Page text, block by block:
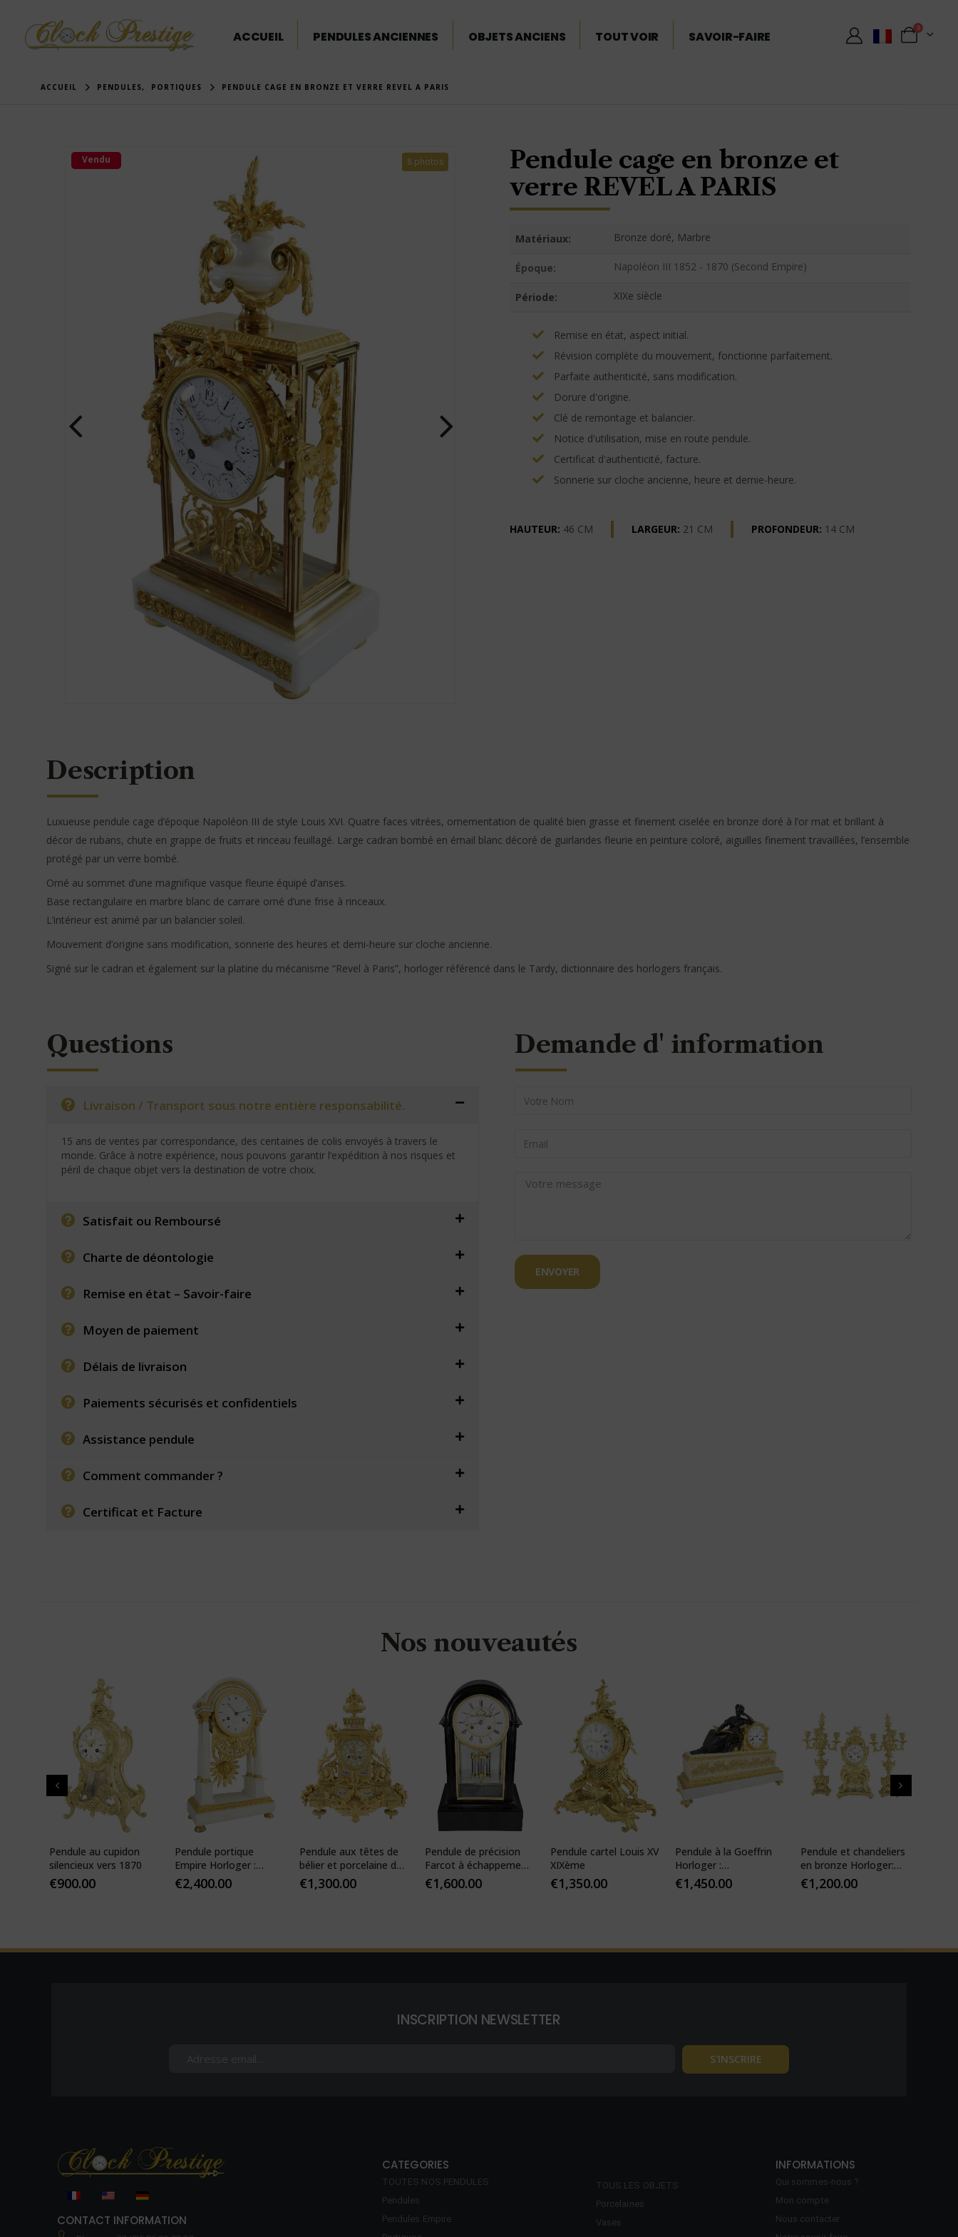
ACCUEIL PENDULES ANCIENNES OBJETS ANCIENS TOUT VOIR SAVOIR-FAIRE
0
ACCUEIL PENDULES, PORTIQUES PENDULE CAGE EN BRONZE ET VERRE REVEL A PARIS
8 photos
Vendu
Pendule cage en bronze et
verre REVEL A PARIS
Matériaux: Bronze doré, Marbre
Époque: Napoléon III 1852 - 1870 (Second Empire)
Période: XIXe siècle
Remise en état, aspect initial.
Révision complète du mouvement, fonctionne parfaitement.
Parfaite authenticité, sans modification.
Dorure d'origine.
Clé de remontage et balancier.
Notice d'utilisation, mise en route pendule.
Certificat d'authenticité, facture.
Sonnerie sur cloche ancienne, heure et demie-heure.
HAUTEUR: 46 CM LARGEUR: 21 CM PROFONDEUR: 14 CM
Description
Luxueuse pendule cage d’époque Napoléon III de style Louis XVI. Quatre faces vitrées, ornementation de qualité bien grasse et finement ciselée en bronze doré à l’or mat et brillant à
décor de rubans, chute en grappe de fruits et rinceau feuillagé. Large cadran bombé en émail blanc décoré de guirlandes fleurie en peinture coloré, aiguilles finement travaillées, l’ensemble
protégé par un verre bombé.
Orné au sommet d’une magnifique vasque fleurie équipé d’anses.
Base rectangulaire en marbre blanc de carrare orné d’une frise à rinceaux.
L’intérieur est animé par un balancier soleil.
Mouvement d’origine sans modification, sonnerie des heures et demi-heure sur cloche ancienne.
Signé sur le cadran et également sur la platine du mécanisme “Revel à Paris”, horloger référencé dans le Tardy, dictionnaire des horlogers français.
Questions
Livraison / Transport sous notre entière responsabilité.
15 ans de ventes par correspondance, des centaines de colis envoyés à travers le
monde. Grâce à notre expérience, nous pouvons garantir l’expédition à nos risques et
péril de chaque objet vers la destination de votre choix.
Satisfait ou Remboursé
Charte de déontologie
Remise en état – Savoir-faire
Moyen de paiement
Délais de livraison
Paiements sécurisés et confidentiels
Assistance pendule
Comment commander ?
Certificat et Facture
Demande d' information
ENVOYER
Nos nouveautés
Pendule au cupidon
silencieux vers 1870
€900.00
Pendule portique
Empire Horloger :
VEIBEL 1810
€2,400.00
Pendule aux têtes de
bélier et porcelaine de
Paris
€1,300.00
Pendule de précision
Farcot à échappement
Brocot visible
€1,600.00
Pendule cartel Louis XV
XIXème
€1,350.00
Pendule à la Goeffrin
Horloger :
Desfontaines 1850
€1,450.00
Pendule et chandeliers
en bronze Horloger:
Mougin
€1,200.00
INSCRIPTION NEWSLETTER
CONTACT INFORMATION
CATEGORIES
TOUTES NOS PENDULES
Pendules
Pendules Empire
TOUS LES OBJETS
Porcelaines
Vases
INFORMATIONS
Qui sommes-nous ?
Mon compte
Nous contacter